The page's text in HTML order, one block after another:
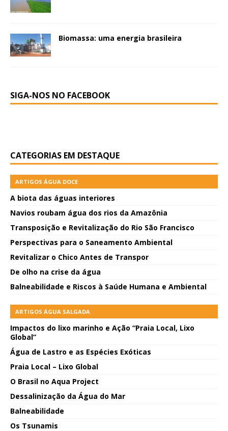
Biomassa: uma energia brasileira
SIGA-NOS NO FACEBOOK
CATEGORIAS EM DESTAQUE
ARTIGOS ÁGUA DOCE
A biota das águas interiores
Navios roubam água dos rios da Amazônia
Transposição e Revitalização do Rio São Francisco
Perspectivas para o Saneamento Ambiental
Revitalizar o Chico Antes de Transpor
De olho na crise da água
Balneabilidade e Riscos à Saúde Humana e Ambiental
ARTIGOS ÁGUA SALGADA
Impactos do lixo marinho e Ação “Praia Local, Lixo
Global”
Água de Lastro e as Espécies Exóticas
Praia Local – Lixo Global
O Brasil no Aqua Project
Dessalinização da Água do Mar
Balneabilidade
Os Tsunamis